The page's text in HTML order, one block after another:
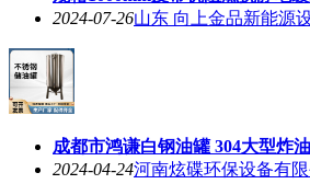
规格1000mm皮带机阻燃抗静电缓
2024-07-26